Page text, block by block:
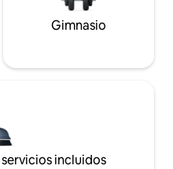
Gimnasio
incluidos